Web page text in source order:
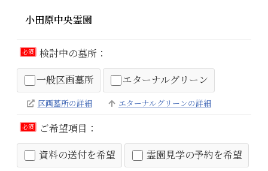
必須
検討中の墓所：
一般区画墓所
区画墓所の詳細
エターナルグリーン
エターナルグリーンの詳細
必須
ご希望項目：
資料の送付を希望
霊園見学の予約を希望